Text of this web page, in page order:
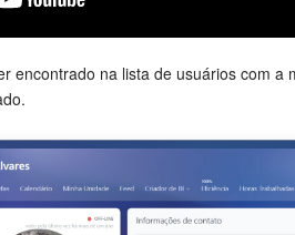
encontrado na lista de usuários com a